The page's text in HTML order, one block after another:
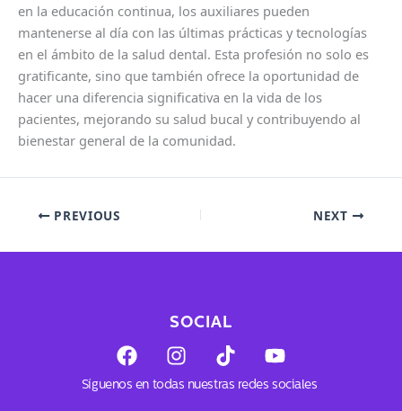
en la educación continua, los auxiliares pueden
mantenerse al día con las últimas prácticas y tecnologías
en el ámbito de la salud dental. Esta profesión no solo es
gratificante, sino que también ofrece la oportunidad de
hacer una diferencia significativa en la vida de los
pacientes, mejorando su salud bucal y contribuyendo al
bienestar general de la comunidad.
PREVIOUS NEXT
SOCIAL
F
a
c
I
n
s
T
i
k
Y
o
u
Síguenos en todas nuestras redes sociales